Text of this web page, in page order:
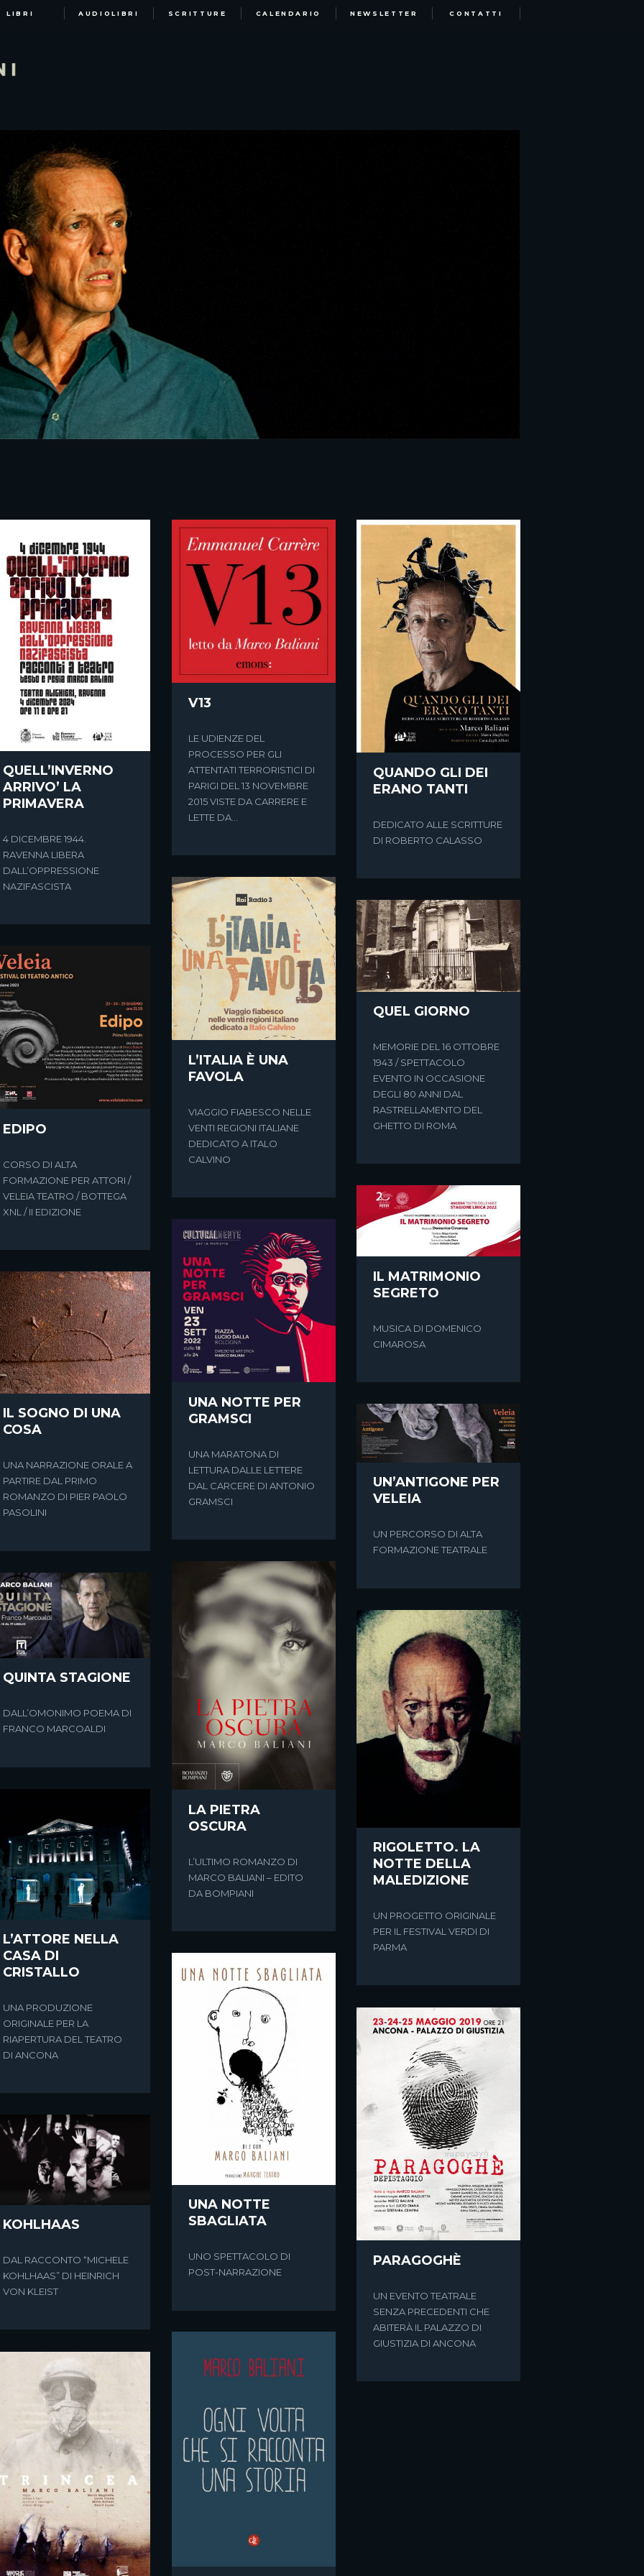
LIBRI AUDIOLIBRI SCRITTURE CALENDARIO NEWSLETTER CONTATTI
QUELL’INVERNO
ARRIVO’ LA
PRIMAVERA
4 DICEMBRE 1944.
RAVENNA LIBERA
DALL’OPPRESSIONE
NAZIFASCISTA
V13
LE UDIENZE DEL
PROCESSO PER GLI
ATTENTATI TERRORISTICI DI
PARIGI DEL 13 NOVEMBRE
2015 VISTE DA CARRERE E
LETTE DA...
QUANDO GLI DEI
ERANO TANTI
DEDICATO ALLE SCRITTURE
DI ROBERTO CALASSO
L’ITALIA È UNA
FAVOLA
VIAGGIO FIABESCO NELLE
VENTI REGIONI ITALIANE
DEDICATO A ITALO
CALVINO
QUEL GIORNO
MEMORIE DEL 16 OTTOBRE
1943 / SPETTACOLO
EVENTO IN OCCASIONE
DEGLI 80 ANNI DAL
RASTRELLAMENTO DEL
GHETTO DI ROMA
EDIPO
CORSO DI ALTA
FORMAZIONE PER ATTORI /
VELEIA TEATRO / BOTTEGA
XNL / II EDIZIONE
IL MATRIMONIO
SEGRETO
MUSICA DI DOMENICO
CIMAROSA
UNA NOTTE PER
GRAMSCI
UNA MARATONA DI
LETTURA DALLE LETTERE
DAL CARCERE DI ANTONIO
GRAMSCI
IL SOGNO DI UNA
COSA
UNA NARRAZIONE ORALE A
PARTIRE DAL PRIMO
ROMANZO DI PIER PAOLO
PASOLINI
UN’ANTIGONE PER
VELEIA
UN PERCORSO DI ALTA
FORMAZIONE TEATRALE
LA PIETRA
OSCURA
L’ULTIMO ROMANZO DI
MARCO BALIANI – EDITO
DA BOMPIANI
QUINTA STAGIONE
DALL’OMONIMO POEMA DI
FRANCO MARCOALDI
RIGOLETTO. LA
NOTTE DELLA
MALEDIZIONE
UN PROGETTO ORIGINALE
PER IL FESTIVAL VERDI DI
PARMA
L’ATTORE NELLA
CASA DI
CRISTALLO
UNA PRODUZIONE
ORIGINALE PER LA
RIAPERTURA DEL TEATRO
DI ANCONA
UNA NOTTE
SBAGLIATA
UNO SPETTACOLO DI
POST-NARRAZIONE
PARAGOGHÈ
UN EVENTO TEATRALE
SENZA PRECEDENTI CHE
ABITERÀ IL PALAZZO DI
GIUSTIZIA DI ANCONA
KOHLHAAS
DAL RACCONTO “MICHELE
KOHLHAAS” DI HEINRICH
VON KLEIST